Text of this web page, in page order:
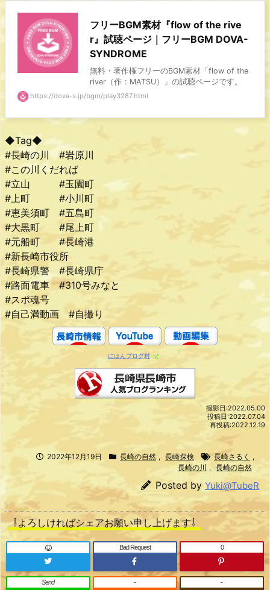
フリーBGM素材『flow of the rive
r』試聴ページ｜フリーBGM DOVA-
SYNDROME
無料・著作権フリーのBGM素材「flow of the
river（作：MATSU）」の試聴ページです。
https://dova-s.jp/bgm/play3287.html
◆Tag◆
#長崎の川 #岩原川
#この川くだれば
#立山 #玉園町
#上町 #小川町
#恵美須町 #五島町
#大黒町 #尾上町
#元船町 #長崎港
#新長崎市役所
#長崎県警 #長崎県庁
#路面電車 #310号みなと
#スポ魂号
#自己満動画 #自撮り
にほんブログ村
撮影日:2022.05.00
投稿日:2022.07.04
再投稿:2022.12.19
2022年12月19日 長崎の自然 , 長崎探検 長崎さるく ,
長崎の川
, 長崎の自然
Posted by Yuki@TubeR
⇩よろしければシェアお願い申し上げます⇩
Bad Request 0
Send - -